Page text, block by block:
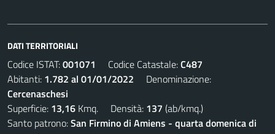
DATI TERRITORIALI
Codice ISTAT:001071 Codice Catastale:C487
Abitanti: 1.782 al 01/01/2022 Denominazione:
Cercenaschesi
Superficie: 13,16 Kmq. Densità: 137 (ab/kmq.)
Santo patrono:San Firmino di Amiens - quarta domenica di